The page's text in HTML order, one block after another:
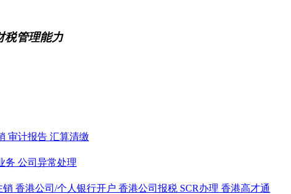
税管理能力
审计报告 汇算清缴
务 公司异常处理
销 香港公司/个人银行开户 香港公司报税 SCR办理 香港高才通